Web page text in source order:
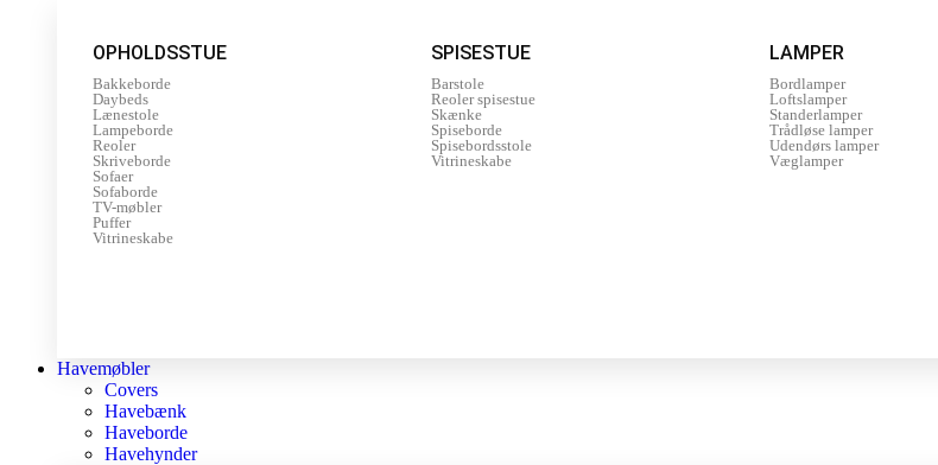
OPHOLDSSTUE
Bakkeborde
Daybeds
Lænestole
Lampeborde
Reoler
Skriveborde
Sofaer
Sofaborde
TV-møbler
Puffer
Vitrineskabe
SPISESTUE
Barstole
Reoler spisestue
Skænke
Spiseborde
Spisebordsstole
Vitrineskabe
LAMPER
Bordlamper
Loftslamper
Standerlamper
Trådløse lamper
Udendørs lamper
Væglamper
Havemøbler
Covers
Havebænk
Haveborde
Havehynder